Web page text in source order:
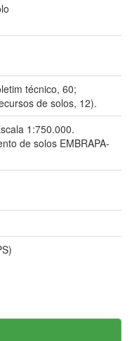
técnico, 60;
de solos, 12).
1:750.000.
de solos EMBRAPA-